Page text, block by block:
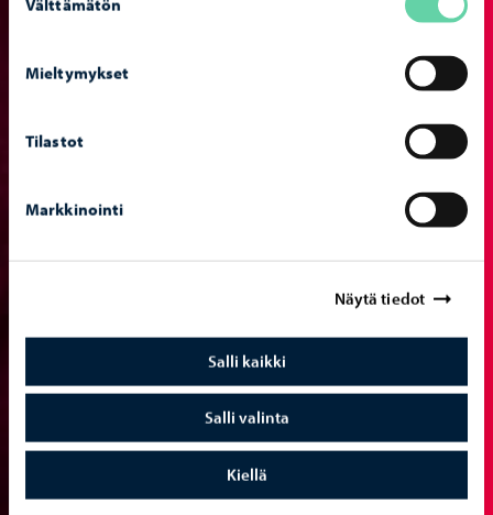
valinta
Välttämätön
Mieltymykset
Tilastot
Markkinointi
Näytä tiedot
Salli kaikki
Salli valinta
Kiellä